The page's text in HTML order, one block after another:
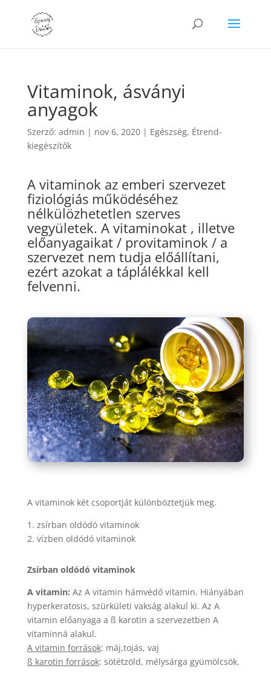
Vitaminok, ásványi
anyagok
Szerző: admin | nov 6, 2020| Egészség, Étrend-
kiegészítők
A vitaminok az emberi szervezet
fiziológiás működéséhez
nélkülözhetetlen szerves
vegyületek. A vitaminokat , illetve
előanyagaikat / provitaminok / a
szervezet nem tudja előállítani,
ezért azokat a táplálékkal kell
felvenni.
A vitaminok két csoportját különböztetjük meg.
1. zsírban oldódó vitaminok
2. vízben oldódó vitaminok
Zsírban oldódó vitaminok
A vitamin: Az A vitamin hámvédő vitamin. Hiányában
hyperkeratosis, szürkületi vakság alakul ki. Az A
vitamin előanyaga a ß karotin a szervezetben A
vitaminná alakul.
A vitamin források: máj,tojás, vaj
ß karotin források: sötétzöld, mélysárga gyümölcsök.